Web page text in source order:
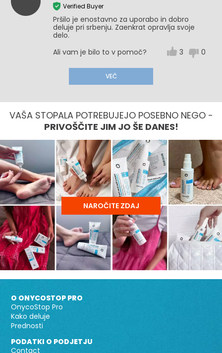
Verified Buyer
Pršilo je enostavno za uporabo in dobro
deluje pri srbenju. Zaenkrat opravlja svoje
delo.
Ali vam je bilo to v pomoč?
3 0
VEČ
VAŠA STOPALA POTREBUJEJO POSEBNO NEGO -
PRIVOŠČITE JIM JO ŠE DANES!
NAROČITE ZDAJ
O ONYCOSTOP PRO
OnycoStop Pro
Kako deluje
Prednosti
PODATKI O PODJETJU
Contact